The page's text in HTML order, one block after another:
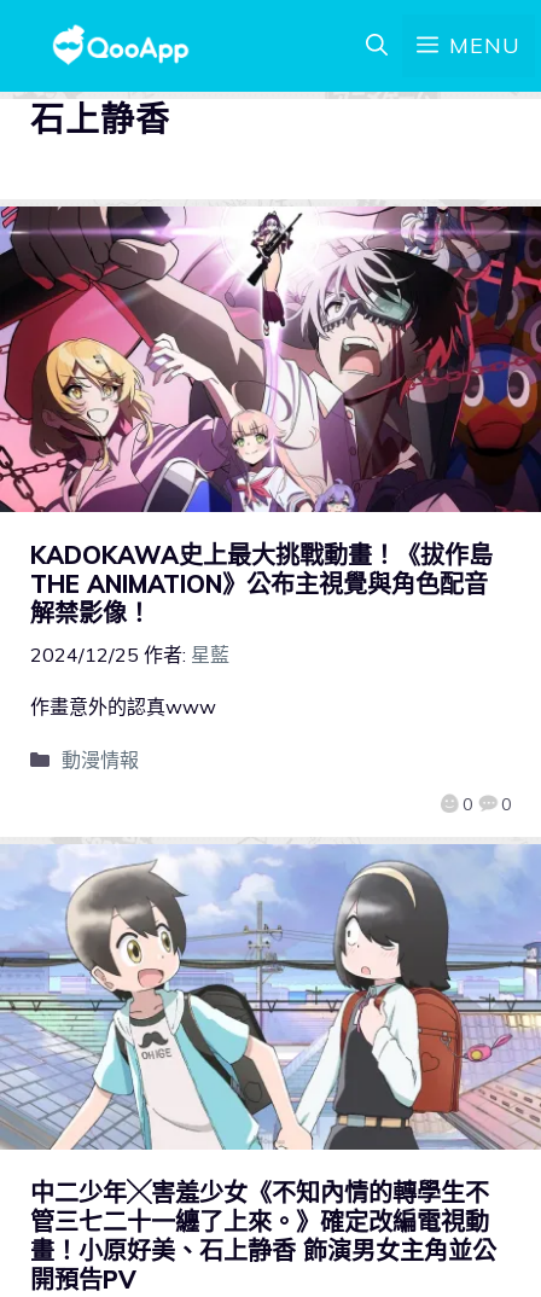
MENU
石上静香
KADOKAWA史上最大挑戰動畫！《拔作島
THE ANIMATION》公布主視覺與角色配音
解禁影像！
2024/12/25 作者: 星藍
0 0
作畫意外的認真www
動漫情報
中二少年╳害羞少女《不知內情的轉學生不
管三七二十一纏了上來。》確定改編電視動
畫！小原好美、石上静香 飾演男女主角並公
開預告PV